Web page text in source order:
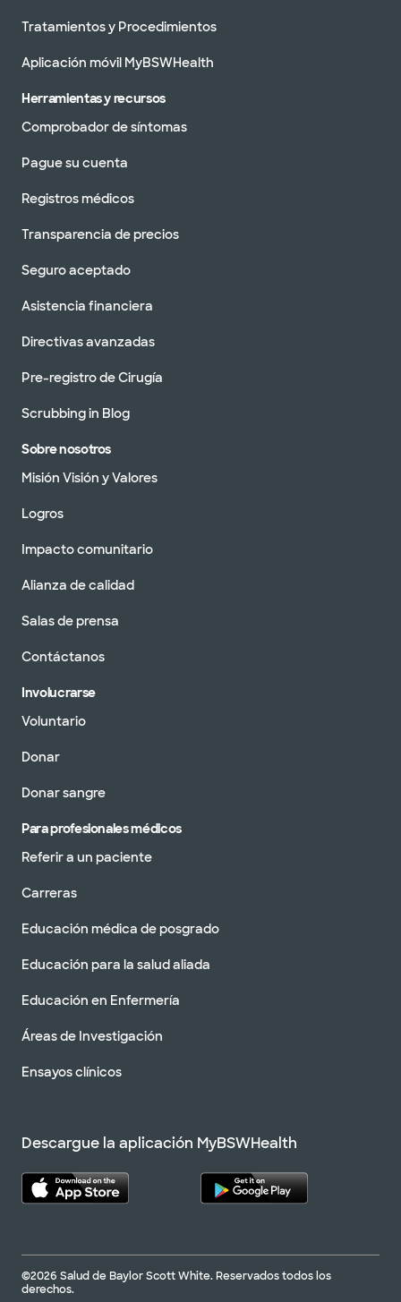
Tratamientos y Procedimientos
Aplicación móvil MyBSWHealth
Herramientas y recursos
Comprobador de síntomas
Pague su cuenta
Registros médicos
Transparencia de precios
Seguro aceptado
Asistencia financiera
Directivas avanzadas
Pre-registro de Cirugía
Scrubbing in Blog
Sobre nosotros
Misión Visión y Valores
Logros
Impacto comunitario
Alianza de calidad
Salas de prensa
Contáctanos
Involucrarse
Voluntario
Donar
Donar sangre
Para profesionales médicos
Referir a un paciente
Carreras
Educación médica de posgrado
Educación para la salud aliada
Educación en Enfermería
Áreas de Investigación
Ensayos clínicos
Descargue la aplicación MyBSWHealth
©2026 Salud de Baylor Scott White. Reservados todos los
derechos.